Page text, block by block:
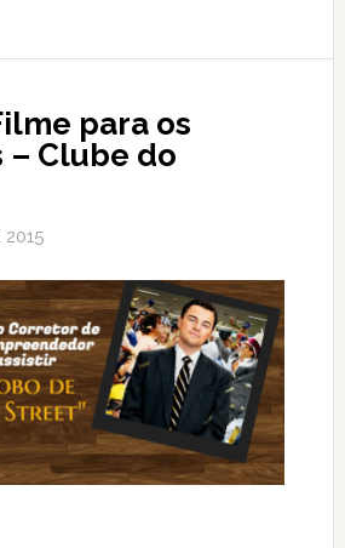
para os
– Clube do
2015